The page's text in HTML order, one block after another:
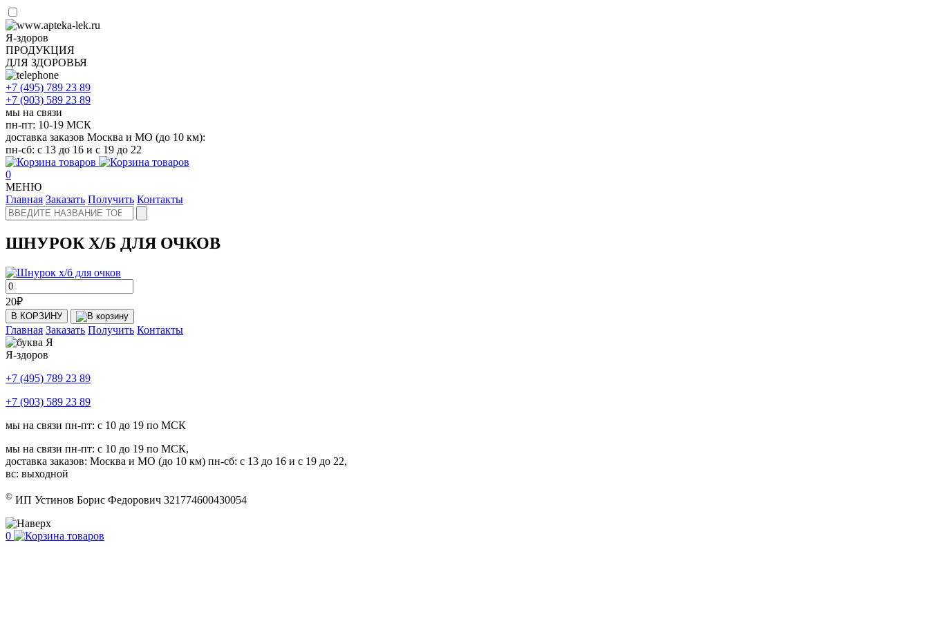
Я-здоров
ПРОДУКЦИЯ
ДЛЯ ЗДОРОВЬЯ
+7 (495) 789 23 89
+7 (903) 589 23 89
мы на связи
пн-пт: 10-19 МСК
доставка заказов Москва и МО (до 10 км):
пн-сб: с 13 до 16 и с 19 до 22
0
МЕНЮ
Главная Заказать Получить Контакты
ШНУРОК Х/Б ДЛЯ ОЧКОВ
20₽
В КОРЗИНУ
Главная Заказать Получить Контакты
Я-здоров
+7 (495) 789 23 89
+7 (903) 589 23 89
мы на связи пн-пт: с 10 до 19 по МСК
мы на связи пн-пт: с 10 до 19 по МСК,
доставка заказов: Москва и МО (до 10 км) пн-сб: с 13 до 16 и с 19 до 22,
вс: выходной
© ИП Устинов Борис Федорович 321774600430054
0